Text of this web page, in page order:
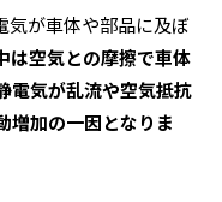
気が車体や部品に及ぼ
は空気との摩擦で車体
電気が乱流や空気抵抗
増加の一因となりま